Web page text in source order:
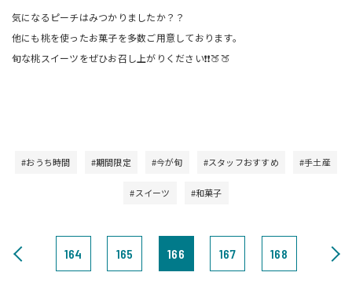
気になるピーチはみつかりましたか？？
他にも桃を使ったお菓子を多数ご用意しております。
旬な桃スイーツをぜひお召し上がりください❗❗🍑🍑
#おうち時間 #期間限定 #今が旬 #スタッフおすすめ #手土産
#スイーツ #和菓子
164 165 166 167 168